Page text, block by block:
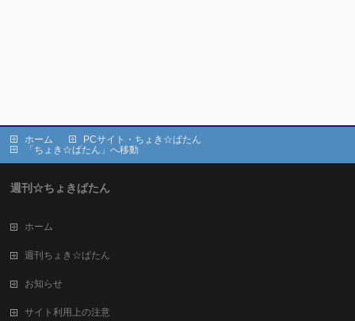
ホーム
PCサイト・ちょき☆ぱたん
「ちょき☆ぱたん」へ移動
週刊☆ちょきぱたん
ホーム
週刊ちょき☆ぱたん
お知らせ
サイト利用上の注意